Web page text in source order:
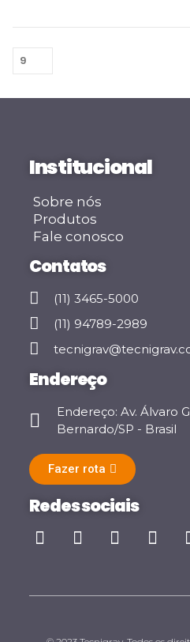
Institucional
Sobre nós
Produtos
Fale conosco
Contatos
(11) 3465-5000
(11) 94789-2989
Endereço
Endereço: Av. Álvaro
Bernardo/SP - Brasil
Fazer rota
Redes sociais